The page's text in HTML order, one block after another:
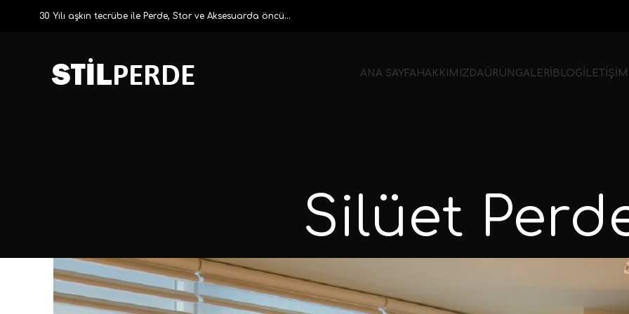
30 Yılı aşkın tecrübe ile Perde, Stor ve Aksesuarda öncü...
ANA SAYFA HAKKIMIZDA ÜRÜN GALERİ BLOG İLETİŞİM
Silüet